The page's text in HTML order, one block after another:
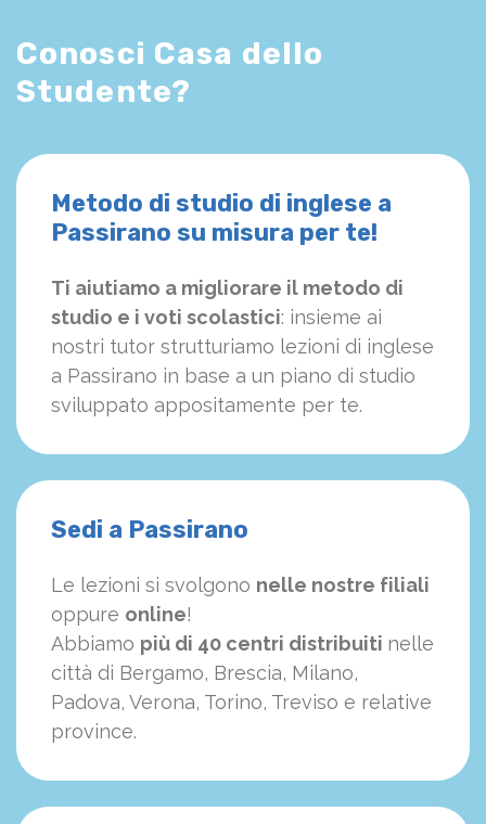
Conosci Casa dello
Studente?
Metodo di studio di inglese a
Passirano su misura per te!
Ti aiutiamo a migliorare il metodo di
studio e i voti scolastici: insieme ai
nostri tutor strutturiamo lezioni di inglese
a Passirano in base a un piano di studio
sviluppato appositamente per te.
Sedi a Passirano
Le lezioni si svolgono nelle nostre filiali
oppure online!
Abbiamo più di 40 centri distribuiti nelle
città di Bergamo, Brescia, Milano,
Padova, Verona, Torino, Treviso e relative
province.